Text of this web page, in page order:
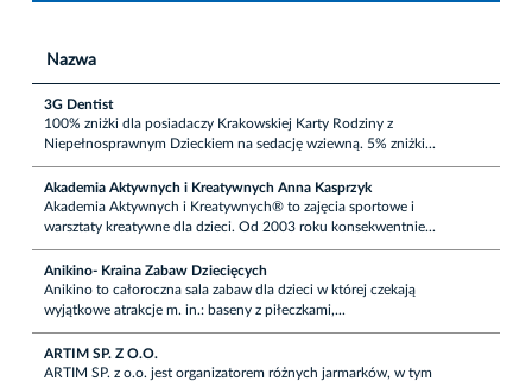
Nazwa
3G Dentist
100% zniżki dla posiadaczy Krakowskiej Karty Rodziny z
Niepełnosprawnym Dzieckiem na sedację wziewną. 5% zniżki...
Akademia Aktywnych i Kreatywnych Anna Kasprzyk
Akademia Aktywnych i Kreatywnych® to zajęcia sportowe i
warsztaty kreatywne dla dzieci. Od 2003 roku konsekwentnie...
Anikino- Kraina Zabaw Dziecięcych
Anikino to całoroczna sala zabaw dla dzieci w której czekają
wyjątkowe atrakcje m. in.: baseny z piłeczkami,...
ARTIM SP. Z O.O.
ARTIM SP. z o.o. jest organizatorem różnych jarmarków, w tym